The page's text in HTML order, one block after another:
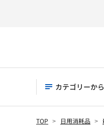
カテゴリーか
TOP 日用消耗品